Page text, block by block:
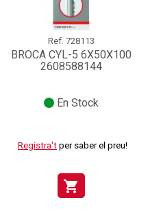
Ref. 728113
BROCA CYL-5 6X50X100
2608588144
En Stock
Registra't per saber el preu!
shopping_cart